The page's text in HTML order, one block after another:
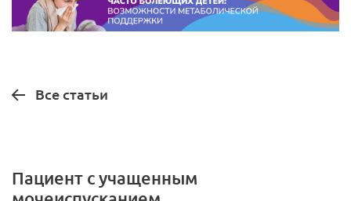
Все статьи
Пациент с учащенным